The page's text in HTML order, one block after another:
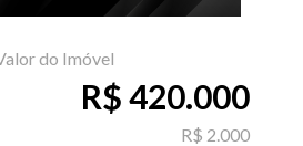
do Imóvel
R$ 420.000
R$ 2.000